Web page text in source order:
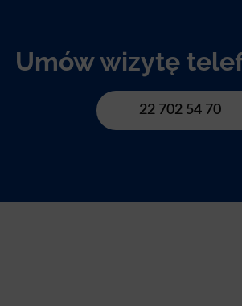
Umów wizytę
22 702 54 70